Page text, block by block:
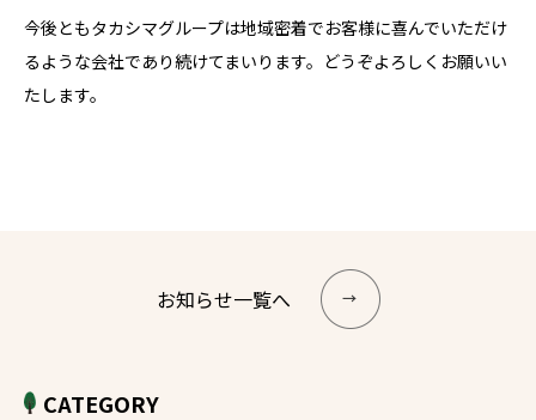
CATEGORY
今後ともタカシマグループは地域密着でお客様に喜んでいただけ
るような会社であり続けてまいります。どうぞよろしくお願いい
たします。
お知らせ一覧へ